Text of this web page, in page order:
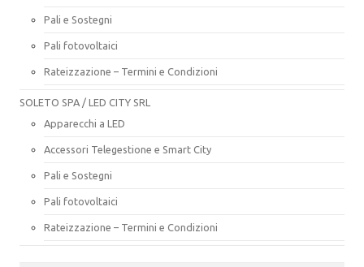
Pali e Sostegni
Pali fotovoltaici
Rateizzazione – Termini e Condizioni
SOLETO SPA / LED CITY SRL
Apparecchi a LED
Accessori Telegestione e Smart City
Pali e Sostegni
Pali fotovoltaici
Rateizzazione – Termini e Condizioni